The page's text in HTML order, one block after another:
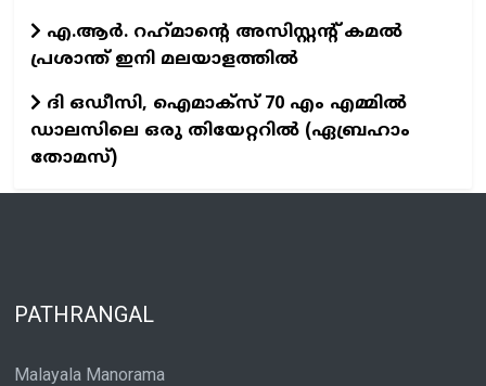
എ.ആര്‍. റഹ്‌മാന്റെ അസിസ്റ്റന്റ് കമല്‍
പ്രശാന്ത് ഇനി മലയാളത്തില്‍
ദി ഒഡീസി, ഐമാക്സ് 70 എം എമ്മിൽ
ഡാലസിലെ ഒരു തിയേറ്ററിൽ (ഏബ്രഹാം
തോമസ്)
PATHRANGAL
Malayala Manorama